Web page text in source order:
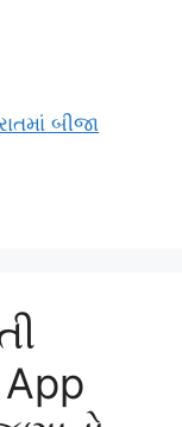
બીજા